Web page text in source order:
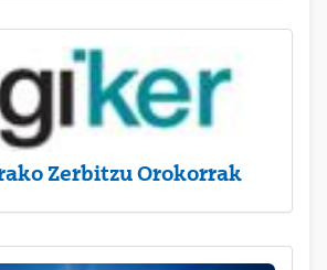
Zerbitzu Orokorrak